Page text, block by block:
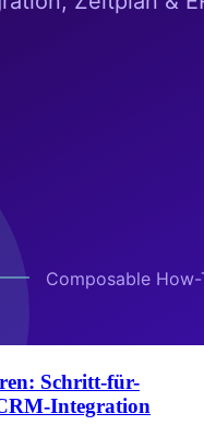
Schritt-für-
Integration